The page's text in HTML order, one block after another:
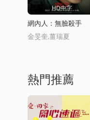
HD中字
網內人：無臉殺手
金旻奎,薑瑞夏
熱門推薦